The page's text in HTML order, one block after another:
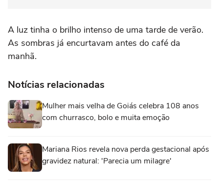
A luz tinha o brilho intenso de uma tarde de verão.
As sombras já encurtavam antes do café da
manhã.
Notícias relacionadas
Mulher mais velha de Goiás celebra 108 anos
com churrasco, bolo e muita emoção
Mariana Rios revela nova perda gestacional após
gravidez natural: 'Parecia um milagre'